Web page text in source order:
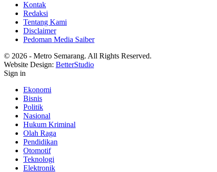
Kontak
Redaksi
Tentang Kami
Disclaimer
Pedoman Media Saiber
© 2026 - Metro Semarang. All Rights Reserved.
Website Design: BetterStudio
Sign in
Ekonomi
Bisnis
Politik
Nasional
Hukum Kriminal
Olah Raga
Pendidikan
Otomotif
Teknologi
Elektronik